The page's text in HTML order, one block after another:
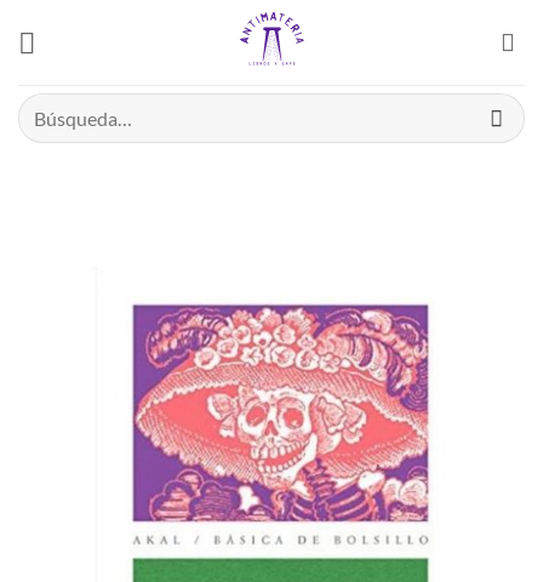
Buscar
por: